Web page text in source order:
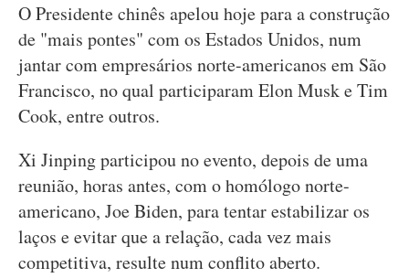
O Presidente chinês apelou hoje para a construção
de "mais pontes" com os Estados Unidos, num
jantar com empresários norte-americanos em São
Francisco, no qual participaram Elon Musk e Tim
Cook, entre outros.
Xi Jinping participou no evento, depois de uma
reunião, horas antes, com o homólogo norte-
americano, Joe Biden, para tentar estabilizar os
laços e evitar que a relação, cada vez mais
competitiva, resulte num conflito aberto.